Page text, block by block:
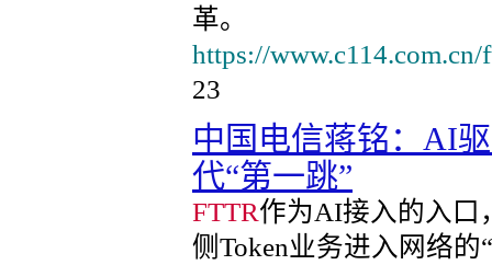
革。
https://
23
中国电信蒋铭：AI
代“第一跳”
FTTR作为AI接入的入口
侧Token业务进入网络